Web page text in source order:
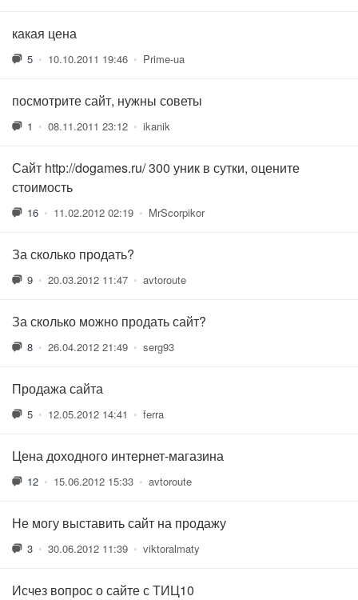
какая цена
5 • 10.10.2011 19:46 • Prime-ua
посмотрите сайт, нужны советы
1 • 08.11.2011 23:12 • ikanik
Сайт http://dogames.ru/ 300 уник в сутки, оцените
стоимость
16 • 11.02.2012 02:19 • MrScorpikor
За сколько продать?
9 • 20.03.2012 11:47 • avtoroute
За сколько можно продать сайт?
8 • 26.04.2012 21:49 • serg93
Продажа сайта
5 • 12.05.2012 14:41 • ferra
Цена доходного интернет-магазина
12 • 15.06.2012 15:33 • avtoroute
Не могу выставить сайт на продажу
3 • 30.06.2012 11:39 • viktoralmaty
Исчез вопрос о сайте с ТИЦ10